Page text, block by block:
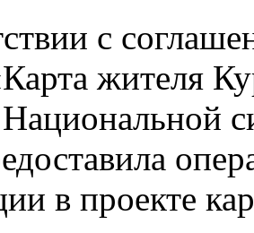
с
жителя
в проекте